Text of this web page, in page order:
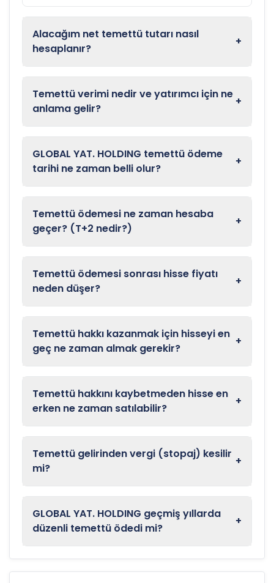
Alacağım net temettü tutarı nasıl
hesaplanır?
+
Temettü verimi nedir ve yatırımcı için ne
anlama gelir?
+
GLOBAL YAT. HOLDING temettü ödeme
tarihi ne zaman belli olur?
+
Temettü ödemesi ne zaman hesaba
geçer? (T+2 nedir?)
+
Temettü ödemesi sonrası hisse fiyatı
neden düşer?
+
Temettü hakkı kazanmak için hisseyi en
geç ne zaman almak gerekir?
+
Temettü hakkını kaybetmeden hisse en
erken ne zaman satılabilir?
+
Temettü gelirinden vergi (stopaj) kesilir
mi?
+
GLOBAL YAT. HOLDING geçmiş yıllarda
düzenli temettü ödedi mi?
+